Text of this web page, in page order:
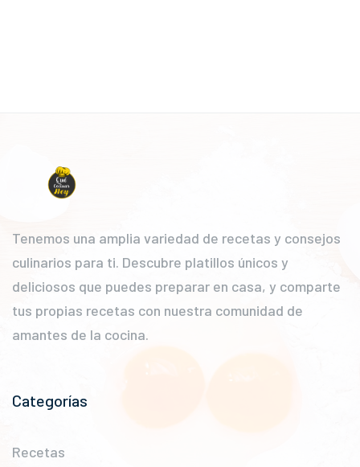
Tenemos una amplia variedad de recetas y consejos
culinarios para ti. Descubre platillos únicos y
deliciosos que puedes preparar en casa, y comparte
tus propias recetas con nuestra comunidad de
amantes de la cocina.
Categorías
Recetas